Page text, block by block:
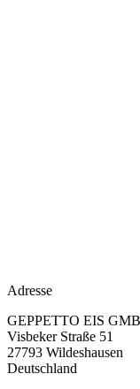
Adresse
GEPPETTO EIS
Visbeker Straße 51
27793 Wildeshausen
Deutschland